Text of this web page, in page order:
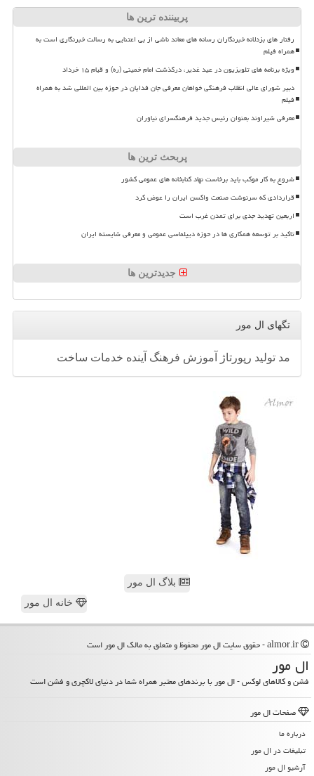
پربیننده ترین ها
رفتار های بزدلانه خبرنگاران رسانه های معاند ناشی از بی اعتنایی به رسالت خبرنگاری است به
همراه فیلم
ویژه برنامه های تلویزیون در عید غدیر، درگذشت امام خمینی (ره) و قیام ۱۵ خرداد
دبیر شورای عالی انقلاب فرهنگی خواهان معرفی جان فدایان در حوزه بین المللی شد به همراه
فیلم
معرفی شیراوند بعنوان رئیس جدید فرهنگسرای نیاوران
پربحث ترین ها
شروع به کار موکب باید برخاست نهاد کتابخانه های عمومی کشور
قراردادی که سرنوشت صنعت واکسن ایران را عوض کرد
اربعین تهدید جدی برای تمدن غرب است
تاکید بر توسعه همکاری ها در حوزه دیپلماسی عمومی و معرفی شایسته ایران
جدیدترین ها
تگهای ال مور
مد تولید رپورتاژ آموزش فرهنگ آینده خدمات ساخت
بلاگ ال مور
خانه ال مور
ال مور
فشن و کالاهای لوکس - ال مور با برندهای معتبر همراه شما در دنیای لاکچری و فشن است
صفحات ال مور
درباره ما
تبلیغات در ال مور
آرشیو ال مور